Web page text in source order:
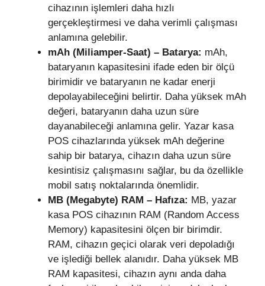
cihazının işlemleri daha hızlı
gerçekleştirmesi ve daha verimli çalışması
anlamına gelebilir.
mAh (Miliamper-Saat) – Batarya: mAh,
bataryanın kapasitesini ifade eden bir ölçü
birimidir ve bataryanın ne kadar enerji
depolayabileceğini belirtir. Daha yüksek mAh
değeri, bataryanın daha uzun süre
dayanabileceği anlamına gelir. Yazar kasa
POS cihazlarında yüksek mAh değerine
sahip bir batarya, cihazın daha uzun süre
kesintisiz çalışmasını sağlar, bu da özellikle
mobil satış noktalarında önemlidir.
MB (Megabyte) RAM – Hafıza: MB, yazar
kasa POS cihazının RAM (Random Access
Memory) kapasitesini ölçen bir birimdir.
RAM, cihazın geçici olarak veri depoladığı
ve işlediği bellek alanıdır. Daha yüksek MB
RAM kapasitesi, cihazın aynı anda daha